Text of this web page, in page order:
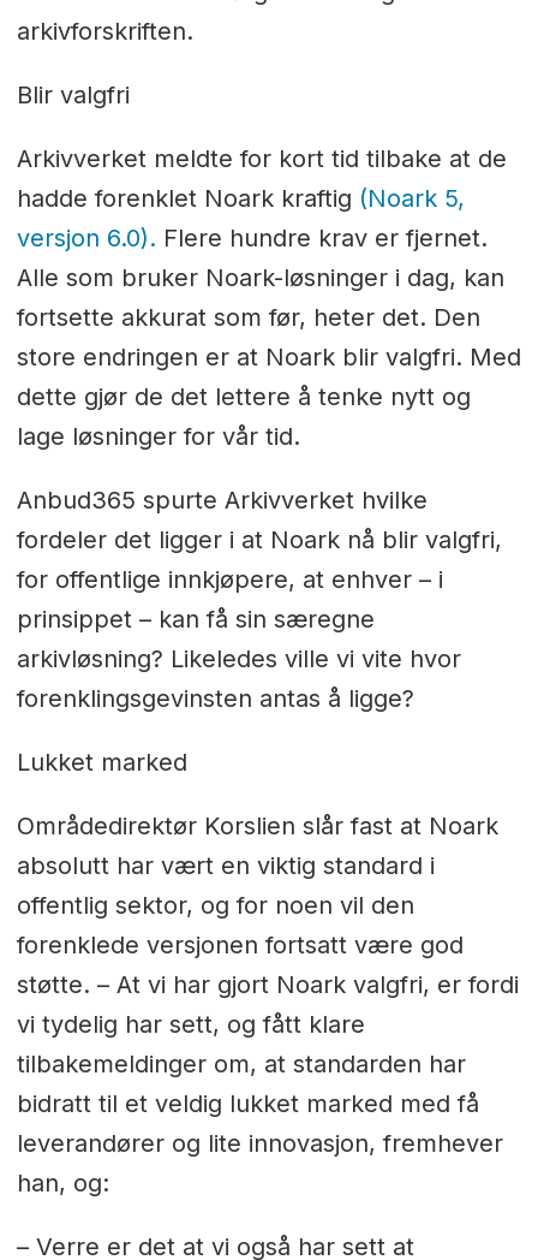
arkivforskriften.
Blir valgfri
Arkivverket meldte for kort tid tilbake at de
hadde forenklet Noark kraftig (Noark 5,
versjon 6.0). Flere hundre krav er fjernet.
Alle som bruker Noark-løsninger i dag, kan
fortsette akkurat som før, heter det. Den
store endringen er at Noark blir valgfri. Med
dette gjør de det lettere å tenke nytt og
lage løsninger for vår tid.
Anbud365 spurte Arkivverket hvilke
fordeler det ligger i at Noark nå blir valgfri,
for offentlige innkjøpere, at enhver – i
prinsippet – kan få sin særegne
arkivløsning? Likeledes ville vi vite hvor
forenklingsgevinsten antas å ligge?
Lukket marked
Områdedirektør Korslien slår fast at Noark
absolutt har vært en viktig standard i
offentlig sektor, og for noen vil den
forenklede versjonen fortsatt være god
støtte. – At vi har gjort Noark valgfri, er fordi
vi tydelig har sett, og fått klare
tilbakemeldinger om, at standarden har
bidratt til et veldig lukket marked med få
leverandører og lite innovasjon, fremhever
han, og:
– Verre er det at vi også har sett at